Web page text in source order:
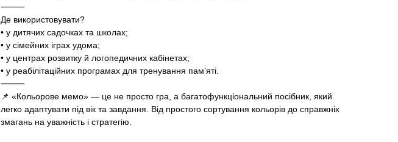
⸻
Де використовувати?
• у дитячих садочках та школах;
• у сімейних іграх удома;
• у центрах розвитку й логопедичних кабінетах;
• у реабілітаційних програмах для тренування пам’яті.
⸻
📌 «Кольорове мемо» — це не просто гра, а багатофункціональний посібник, який
легко адаптувати під вік та завдання. Від простого сортування кольорів до справжніх
змагань на уважність і стратегію.